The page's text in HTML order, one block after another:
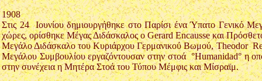
1908
Στις 24 Ιουνίου δημιουργήθηκε στο Παρίσι ένα Ύπατο Γενικό
χώρες, ορίσθηκε Μέγας Διδάσκαλος ο Gerard Encausse και
Μεγάλο Διδάσκαλο του Κυριάρχου Γερμανικού Βωμού, Theodor
Μεγάλου Συμβουλίου εργαζόντουσαν στην στοά °Humanidad° η
στην συνέχεια η Μητέρα Στοά του Τύπου Μέμφις και Μίσραϊμ.